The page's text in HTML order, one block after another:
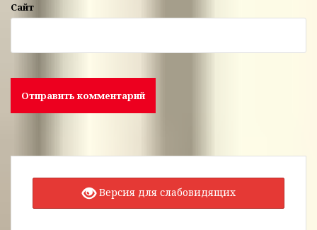
Сайт
Версия для слабовидящих